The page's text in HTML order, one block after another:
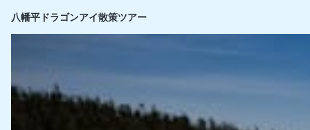
八幡平ドラゴンアイ散策ツアー